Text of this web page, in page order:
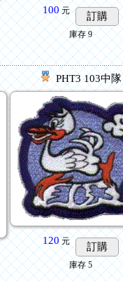
100元 訂購
庫存 9
PHT3 103中隊
120元 訂購
庫存 5